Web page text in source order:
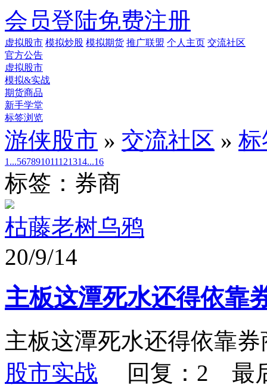
会员登陆免费注册
虚拟股市 模拟炒股 模拟期货 推广联盟 个人主页 交流社区
官方公告
虚拟股市
模拟&实战
期货商品
新手学堂
标签浏览
游侠股市 » 交流社区 » 标
1...567891011121314...16
标签：券商
枯藤老树乌鸦
20/9/14
主板这潭死水还得依
主板这潭死水还得依靠
股市实战 回复：2 最